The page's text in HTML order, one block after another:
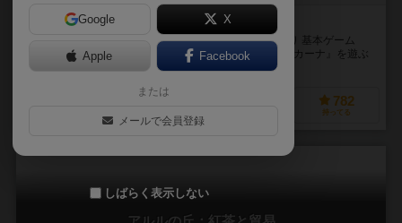
ワイナリーに新たな訪問者がやってきました。
この拡張セットは、新しい訪問者のカードセットであり 基本ゲーム
『ワイナリーの四季』や『ワイナリーの四季 拡張 トスカーナ』を遊ぶ
際に使用する、夏季訪問者カードと冬季訪問者カ...
504 782
持ってる
Google X
Apple Facebook
または
メールで会員登録
しばらく表示しない